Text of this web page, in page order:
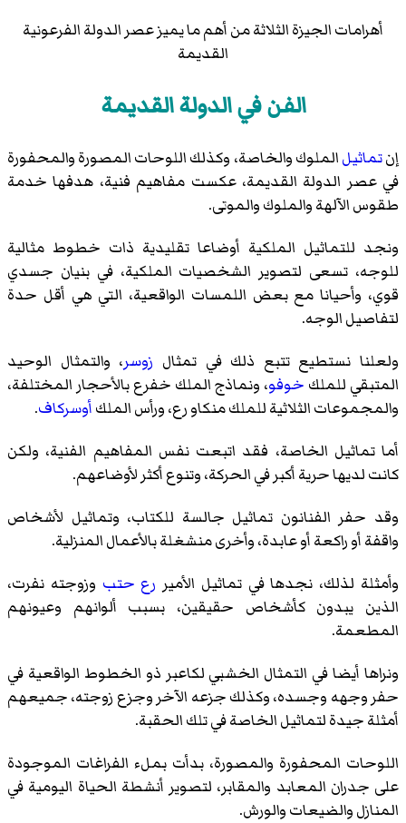
أهرامات الجيزة الثلاثة من أهم ما يميز عصر الدولة الفرعونية
القديمة
الفن في الدولة القديمة
إنتماثيلالملوك والخاصة، وكذلك اللوحات المصورة والمحفورة
في عصر الدولة القديمة، عكست مفاهيم فنية، هدفها خدمة
طقوس الآلهة والملوك والموتى.
ونجد للتماثيل الملكية أوضاعا تقليدية ذات خطوط مثالية
للوجه، تسعى لتصوير الشخصيات الملكية، في بنيان جسدي
قوي، وأحيانا مع بعض اللمسات الواقعية، التي هي أقل حدة
لتفاصيل الوجه.
ولعلنا نستطيع تتبع ذلك في تمثال زوسر، والتمثال الوحيد
المتبقي للملك خوفو، ونماذج الملك خفرع بالأحجار المختلفة،
والمجموعات الثلاثية للملكمنكاو رع، ورأس الملكأوسركاف.
أما تماثيل الخاصة، فقد اتبعت نفس المفاهيم الفنية، ولكن
كانت لديها حرية أكبر في الحركة، وتنوع أكثر لأوضاعهم.
وقد حفر الفنانون تماثيل جالسة للكتاب، وتماثيل لأشخاص
واقفة أو راكعة أو عابدة، وأخرى منشغلة بالأعمال المنزلية.
وأمثلة لذلك، نجدها في تماثيل الأمير رع حتب وزوجته نفرت،
الذين يبدون كأشخاص حقيقين، بسبب ألوانهم وعيونهم
المطعمة.
ونراها أيضا في التمثال الخشبي لكاعبر ذو الخطوط الواقعية في
حفر وجهه وجسده، وكذلك جزعه الآخر وجزع زوجته، جميعهم
أمثلة جيدة لتماثيل الخاصة في تلك الحقبة.
اللوحات المحفورة والمصورة، بدأت بملء الفراغات الموجودة
على جدران المعابد والمقابر، لتصوير أنشطة الحياة اليومية في
المنازل والضيعات والورش.